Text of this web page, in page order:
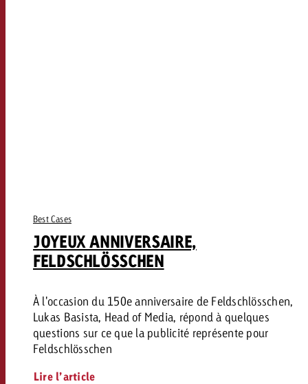
Best Cases
JOYEUX ANNIVERSAIRE,
FELDSCHLÖSSCHEN
À l'occasion du 150e anniversaire de Feldschlösschen,
Lukas Basista, Head of Media, répond à quelques
questions sur ce que la publicité représente pour
Feldschlösschen
Lire l’article